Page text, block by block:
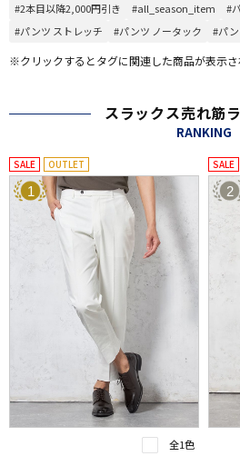
#2本目以降2,000円引き #all_season_item
#
#パンツ ストレッチ
#パンツ ノータック #パ
※クリックするとタグに関連した商品が表示さ
スラックス売れ筋
RANKING
SALE OUTLET
1
全1色
SALE
2